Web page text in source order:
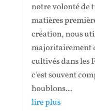
notre volonté de
matières
création, nous
majoritairement
cultivés dans les
c'est souvent
houblons...
lire plus